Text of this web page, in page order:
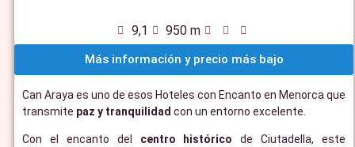
9,1 950 m
Más información y precio más bajo
Can Araya es uno de esos Hoteles con Encanto en Menorca que
transmite paz y tranquilidad con un entorno excelente.
Con el encanto del centro histórico de Ciutadella, este